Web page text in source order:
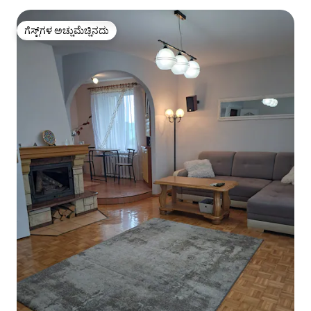
ಗೆಸ್ಟ್‌ಗಳ ಅಚ್ಚುಮೆಚ್ಚಿನದು
ಗೆಸ್ಟ್‌ಗಳ ಅಚ್ಚುಮೆಚ್ಚಿನದು